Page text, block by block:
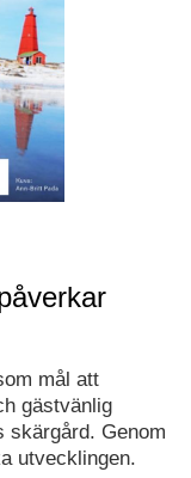
mål att
gästvänlig
skärgård. Genom
utvecklingen.